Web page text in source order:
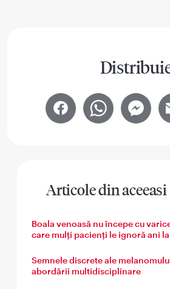
Articole din
Boala venoasă nu începe cu
care mulți pacienți le ignoră ani
Semnele discrete ale
abordării multidisciplinare